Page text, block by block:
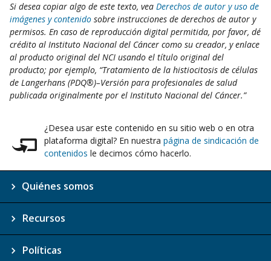
Si desea copiar algo de este texto, vea Derechos de autor y uso de
imágenes y contenido sobre instrucciones de derechos de autor y
permisos. En caso de reproducción digital permitida, por favor, dé
crédito al Instituto Nacional del Cáncer como su creador, y enlace
al producto original del NCI usando el título original del
producto; por ejemplo, “Tratamiento de la histiocitosis de células
de Langerhans (PDQ®)–Versión para profesionales de salud
publicada originalmente por el Instituto Nacional del Cáncer.”
¿Desea usar este contenido en su sitio web o en otra
plataforma digital? En nuestra página de sindicación de
contenidos le decimos cómo hacerlo.
Quiénes somos
Recursos
Políticas